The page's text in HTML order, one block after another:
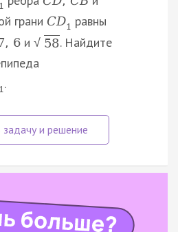
1
грани CD1 равны
, 6и √ 58. Найдите
1 .